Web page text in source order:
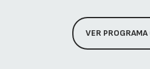
VER